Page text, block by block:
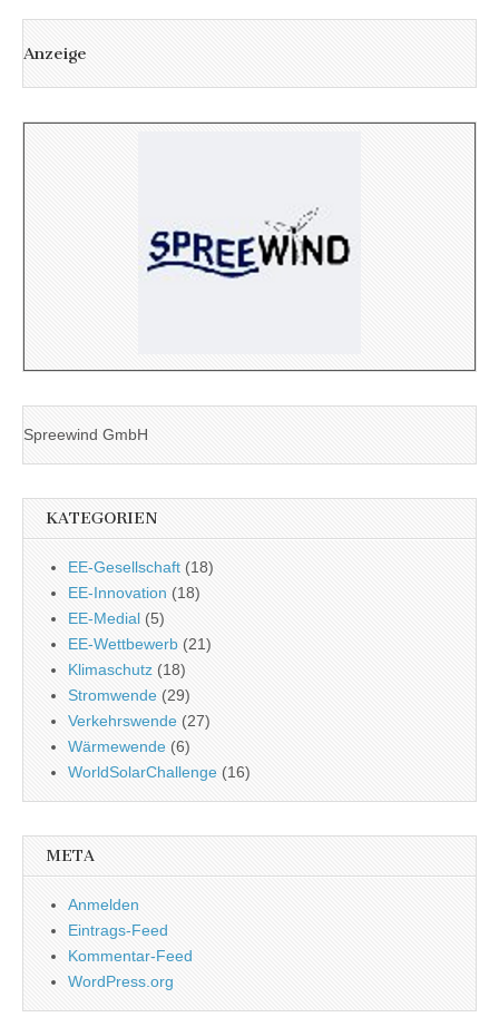
Anzeige
Spreewind GmbH
KATEGORIEN
EE-Gesellschaft (18)
EE-Innovation (18)
EE-Medial (5)
EE-Wettbewerb (21)
Klimaschutz (18)
Stromwende (29)
Verkehrswende (27)
Wärmewende (6)
WorldSolarChallenge (16)
META
Anmelden
Eintrags-Feed
Kommentar-Feed
WordPress.org